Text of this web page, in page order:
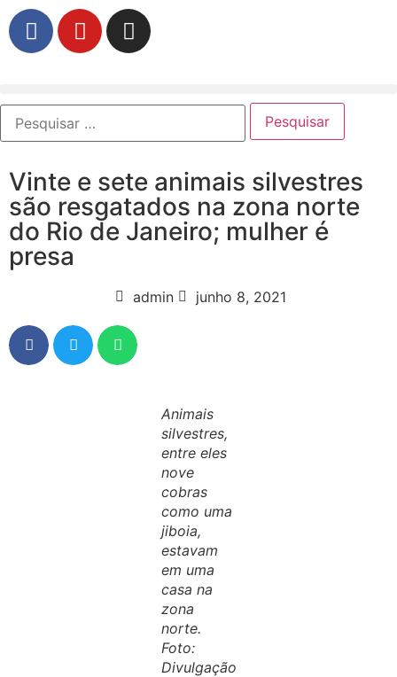
Vinte e sete animais silvestres
são resgatados na zona norte
do Rio de Janeiro; mulher é
presa
admin junho 8, 2021
Animais
silvestres,
entre eles
nove
cobras
como uma
jiboia,
estavam
em uma
casa na
zona
norte.
Foto:
Divulgação